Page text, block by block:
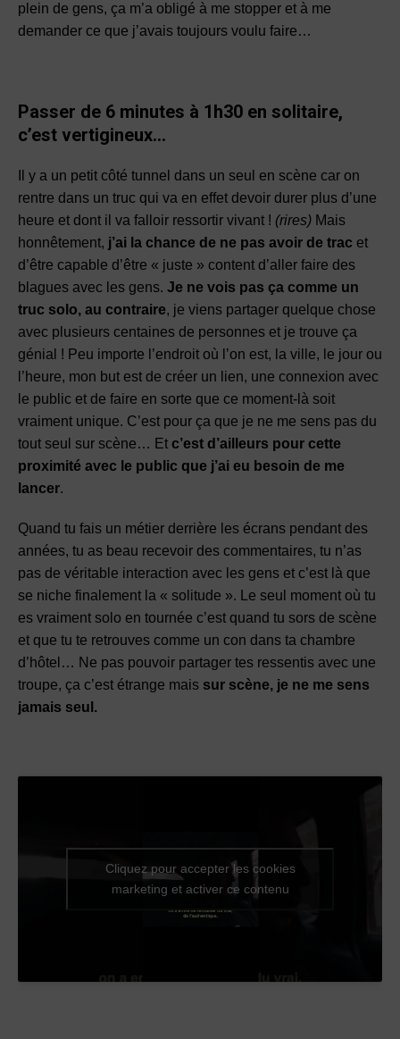
plein de gens, ça m’a obligé à me stopper et à me
demander ce que j’avais toujours voulu faire…
Passer de 6 minutes à 1h30 en solitaire,
c’est vertigineux…
Il y a un petit côté tunnel dans un seul en scène car on
rentre dans un truc qui va en effet devoir durer plus d’une
heure et dont il va falloir ressortir vivant ! (rires) Mais
honnêtement, j’ai la chance de ne pas avoir de trac et
d’être capable d’être « juste » content d’aller faire des
blagues avec les gens. Je ne vois pas ça comme un
truc solo, au contraire, je viens partager quelque chose
avec plusieurs centaines de personnes et je trouve ça
génial ! Peu importe l’endroit où l’on est, la ville, le jour ou
l’heure, mon but est de créer un lien, une connexion avec
le public et de faire en sorte que ce moment-là soit
vraiment unique. C’est pour ça que je ne me sens pas du
tout seul sur scène… Et c’est d’ailleurs pour cette
proximité avec le public que j’ai eu besoin de me
lancer.
Quand tu fais un métier derrière les écrans pendant des
années, tu as beau recevoir des commentaires, tu n’as
pas de véritable interaction avec les gens et c’est là que
se niche finalement la « solitude ». Le seul moment où tu
es vraiment solo en tournée c’est quand tu sors de scène
et que tu te retrouves comme un con dans ta chambre
d’hôtel… Ne pas pouvoir partager tes ressentis avec une
troupe, ça c’est étrange mais sur scène, je ne me sens
jamais seul.
Cliquez pour accepter les cookies
marketing et activer ce contenu